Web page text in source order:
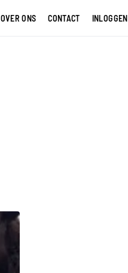
OVER ONS CONTACT INLOGGEN